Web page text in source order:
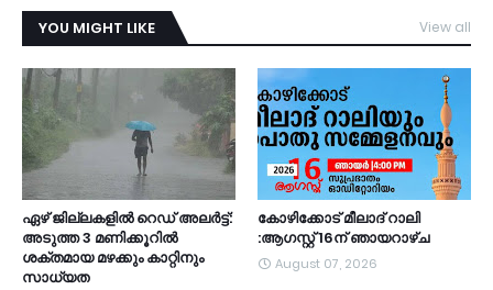
YOU MIGHT LIKE View all
ഏഴ് ജില്ലകളില്‍ റെഡ് അലര്‍ട്ട്:
അടുത്ത 3 മണിക്കൂറിൽ
ശക്തമായ മഴക്കും കാറ്റിനും
സാധ്യത
കോഴിക്കോട് മീലാദ് റാലി
:ആഗസ്റ്റ് 16ന് ഞായറാഴ്ച
August 07, 2026